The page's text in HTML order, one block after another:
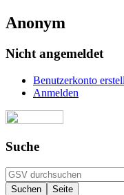
Anonym
Nicht angemeldet
Benutzerkonto
Anmelden
Suche